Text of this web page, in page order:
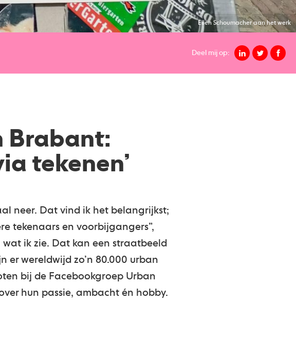
Ellen Schoumacher aan het werk
Deel mij op:
Brabant:
tekenen’
neer. Dat vind ik het belangrijkst;
tekenaars en voorbijgangers”,
wat ik zie. Dat kan een straatbeeld
er wereldwijd zo’n 80.000 urban
bij de Facebookgroep Urban
hun passie, ambacht én hobby.